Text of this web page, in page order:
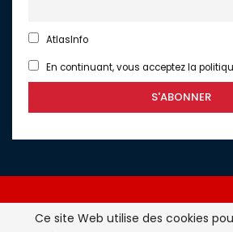
AtlasInfo
En continuant, vous acceptez la
Ce site Web utilise des cookies